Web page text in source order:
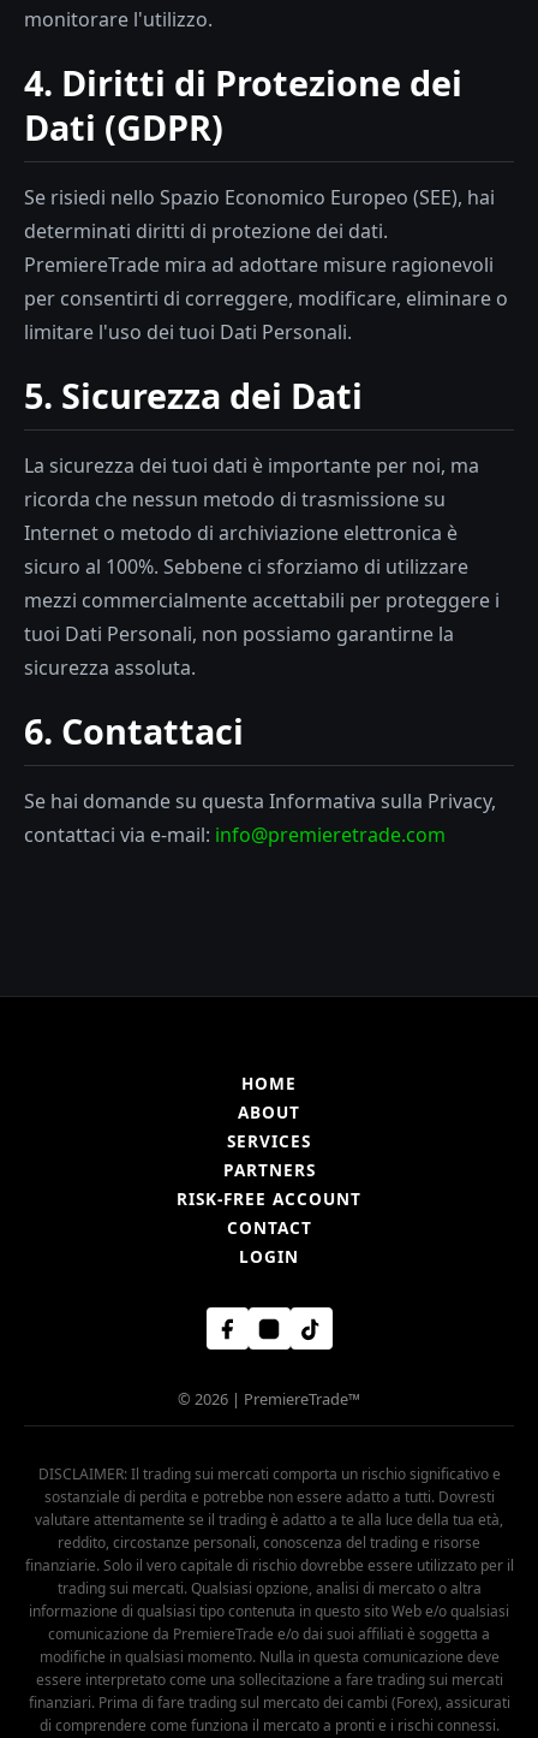
monitorare l'utilizzo.
4. Diritti di Protezione dei
Dati (GDPR)
Se risiedi nello Spazio Economico Europeo (SEE), hai
determinati diritti di protezione dei dati.
PremiereTrade mira ad adottare misure ragionevoli
per consentirti di correggere, modificare, eliminare o
limitare l'uso dei tuoi Dati Personali.
5. Sicurezza dei Dati
La sicurezza dei tuoi dati è importante per noi, ma
ricorda che nessun metodo di trasmissione su
Internet o metodo di archiviazione elettronica è
sicuro al 100%. Sebbene ci sforziamo di utilizzare
mezzi commercialmente accettabili per proteggere i
tuoi Dati Personali, non possiamo garantirne la
sicurezza assoluta.
6. Contattaci
Se hai domande su questa Informativa sulla Privacy,
contattaci via e-mail: info@premieretrade.com
HOME
ABOUT
SERVICES
PARTNERS
RISK-FREE ACCOUNT
CONTACT
LOGIN
© 2026 | PremiereTrade™
DISCLAIMER: Il trading sui mercati comporta un rischio significativo e
sostanziale di perdita e potrebbe non essere adatto a tutti. Dovresti
valutare attentamente se il trading è adatto a te alla luce della tua età,
reddito, circostanze personali, conoscenza del trading e risorse
finanziarie. Solo il vero capitale di rischio dovrebbe essere utilizzato per il
trading sui mercati. Qualsiasi opzione, analisi di mercato o altra
informazione di qualsiasi tipo contenuta in questo sito Web e/o qualsiasi
comunicazione da PremiereTrade e/o dai suoi affiliati è soggetta a
modifiche in qualsiasi momento. Nulla in questa comunicazione deve
essere interpretato come una sollecitazione a fare trading sui mercati
finanziari. Prima di fare trading sul mercato dei cambi (Forex), assicurati
di comprendere come funziona il mercato a pronti e i rischi connessi.